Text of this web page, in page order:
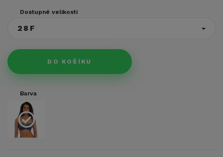
Dostupné velikosti
28F
DO KOŠÍKU
Barva